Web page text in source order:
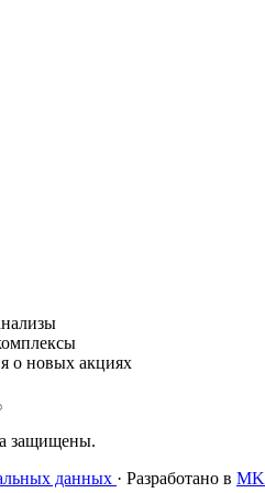
о новых акциях
защищены.
данных · Разработано в